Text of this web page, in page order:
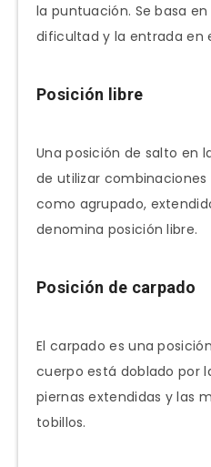
la puntuación. Se basa
dificultad y la entrada en
Posición libre
Una posición de salto en
de utilizar combinaciones
como agrupado,
denomina posición libre.
Posición de carpado
El carpado es una
cuerpo está doblado por
piernas extendidas y las
tobillos.